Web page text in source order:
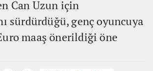
Can Uzun için
sürdürdüğü, genç oyuncuya
maaş önerildiği öne